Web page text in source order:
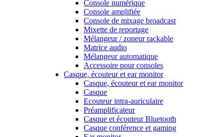
Console numérique
Console amplifiée
Console de mixage broadcast
Mixette de reportage
Mélangeur / zoneur rackable
Matrice audio
Mélangeur automatique
Accessoire pour consoles
Casque, écouteur et ear monitor
Casque, écouteur et ear monitor
Casque
Ecouteur intra-auriculaire
Préamplificateur
Casque et écouteur Bluetooth
Casque conférence et gaming